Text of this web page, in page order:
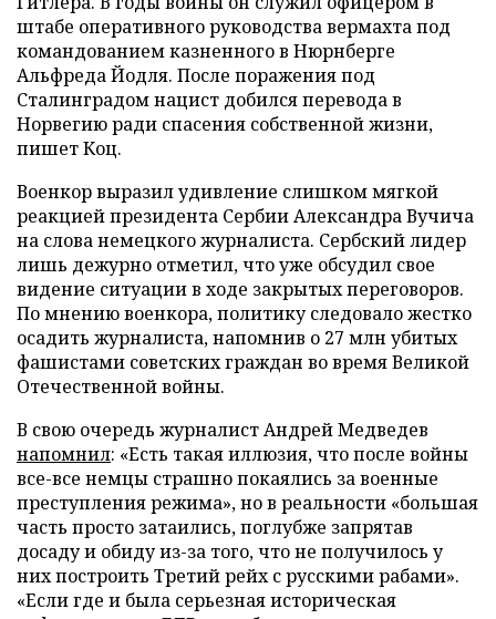
штабе оперативного руководства вермахта под
командованием казненного в Нюрнберге
Альфреда Йодля. После поражения под
Сталинградом нацист добился перевода в
Норвегию ради спасения собственной жизни,
пишет Коц.
Военкор выразил удивление слишком мягкой
реакцией президента Сербии Александра Вучича
на слова немецкого журналиста. Сербский лидер
лишь дежурно отметил, что уже обсудил свое
видение ситуации в ходе закрытых переговоров.
По мнению военкора, политику следовало жестко
осадить журналиста, напомнив о 27 млн убитых
фашистами советских граждан во время Великой
Отечественной войны.
В свою очередь журналист Андрей Медведев
напомнил: «Есть такая иллюзия, что после войны
все-все немцы страшно покаялись за военные
преступления режима», но в реальности «большая
часть просто затаились, поглубже запрятав
досаду и обиду из-за того, что не получилось у
них построить Третий рейх с русскими рабами».
«Если где и была серьезная историческая